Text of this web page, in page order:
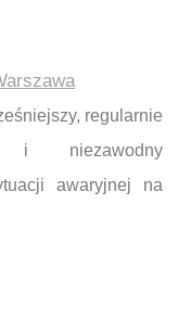
regularnie
i niezawodny
awaryjnej na